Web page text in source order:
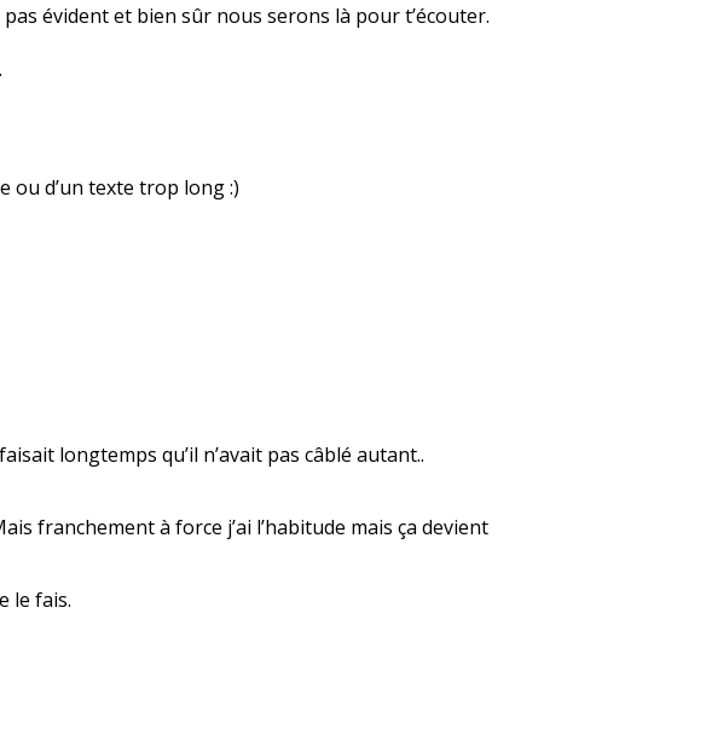
évident et bien sûr nous serons là pour t’écouter.
ou d’un texte trop long :)
longtemps qu’il n’avait pas câblé autant..
franchement à force j’ai l’habitude mais ça devient
le fais.